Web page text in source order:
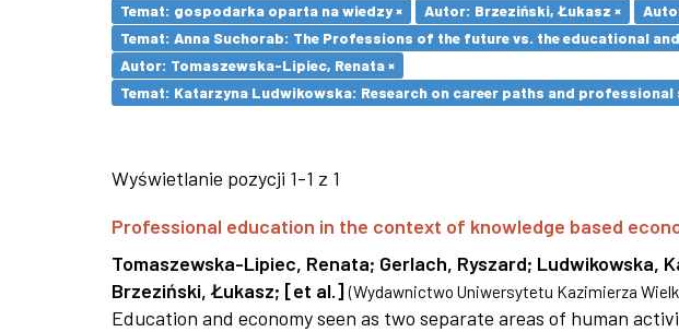
Temat: gospodarka oparta na wiedzy ×
Autor: Brzeziński, Łukasz ×
Temat: Anna Suchorab: The Professions of the future vs. the educational
Autor: Tomaszewska-Lipiec, Renata ×
Temat: Katarzyna Ludwikowska: Research on career paths and
Wyświetlanie pozycji 1-1 z 1
Professional education in the context of knowledge based
Tomaszewska-Lipiec, Renata; Gerlach, Ryszard; Ludwikowska,
Brzeziński, Łukasz; [et al.] (Wydawnictwo Uniwersytetu Kazimierza
Education and economy seen as two separate areas of human